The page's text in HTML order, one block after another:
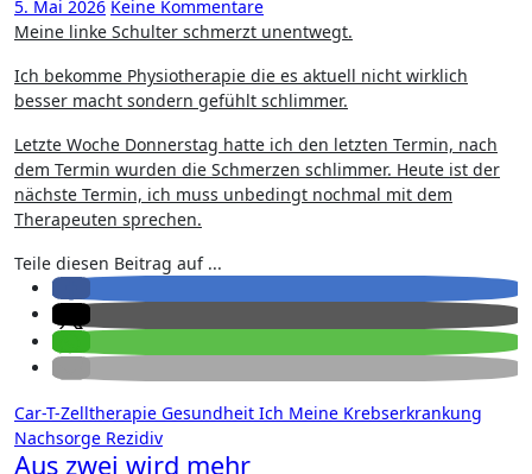
5. Mai 2026 Keine Kommentare
Meine linke Schulter schmerzt unentwegt.
Ich bekomme Physiotherapie die es aktuell nicht wirklich
besser macht sondern gefühlt schlimmer.
Letzte Woche Donnerstag hatte ich den letzten Termin, nach
dem Termin wurden die Schmerzen schlimmer. Heute ist der
nächste Termin, ich muss unbedingt nochmal mit dem
Therapeuten sprechen.
Teile diesen Beitrag auf ...
Car-T-Zelltherapie Gesundheit Ich Meine Krebserkrankung
Nachsorge Rezidiv
Aus zwei wird mehr